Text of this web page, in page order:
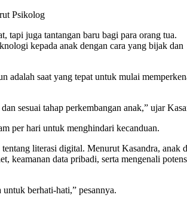
tapi juga tantangan baru bagi para orang tua.
kepada anak dengan cara yang bijak dan
adalah saat yang tepat untuk mulai
sesuai tahap perkembangan anak,” ujar
per hari untuk menghindari kecanduan.
literasi digital. Menurut Kasandra, anak
keamanan data pribadi, serta mengenali
berhati-hati,” pesannya.